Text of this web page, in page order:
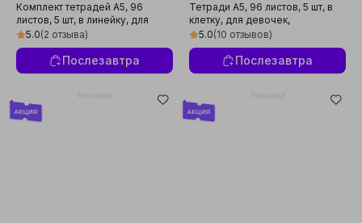
Комплект тетрадей А5, 96
листов, 5 шт, в линейку, для
школы и студентов
5.0(2 отзыва)
Послезавтра
Тетради A5, 96 листов, 5 шт, в
клетку, для девочек,
произведено в России
5.0(10 отзывов)
Послезавтра